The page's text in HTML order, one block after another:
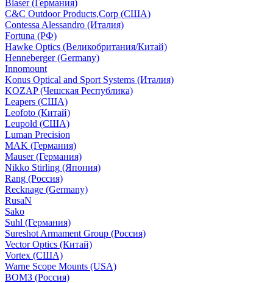
Blaser (Германия)
C&C Outdoor Products,Corp (США)
Contessa Alessandro (Италия)
Fortuna (РФ)
Hawke Optics (Великобритания/Китай)
Henneberger (Germany)
Innomount
Konus Optical and Sport Systems (Италия)
KOZAP (Чешская Республика)
Leapers (США)
Leofoto (Китай)
Leupold (США)
Luman Precision
MAK (Германия)
Mauser (Германия)
Nikko Stirling (Япония)
Rang (Россия)
Recknage (Germany)
RusaN
Sako
Suhl (Германия)
Sureshot Armament Group (Россия)
Vector Optics (Китай)
Vortex (США)
Warne Scope Mounts (USA)
ВОМЗ (Россия)